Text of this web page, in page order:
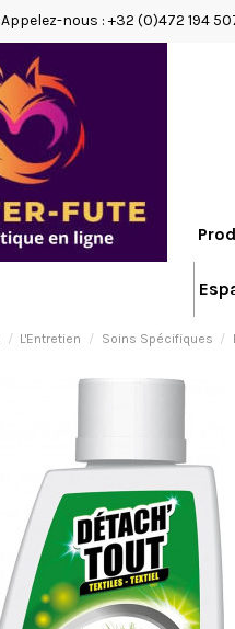
Appelez-nous : +32 (0)472 194
L'Entretien Soins Spécifiques